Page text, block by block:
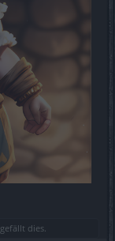
gefällt dies.